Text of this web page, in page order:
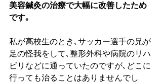
美容鍼灸の治療で大幅に改善したため
です｡
私が高校生のとき､サッカー選手の兄が
足の怪我をして､整形外科や病院のリハ
ビリなどに通っていたのですが､どこに
行っても治ることはありませんでし